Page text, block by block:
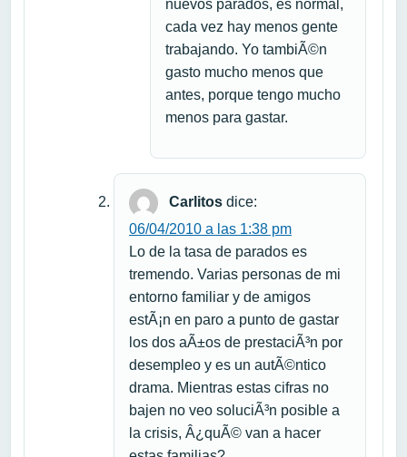
nuevos parados, es normal,
cada vez hay menos gente
trabajando. Yo tambiÃ©n
gasto mucho menos que
antes, porque tengo mucho
menos para gastar.
Carlitos dice:
06/04/2010 a las 1:38 pm
Lo de la tasa de parados es
tremendo. Varias personas de mi
entorno familiar y de amigos
estÃ¡n en paro a punto de gastar
los dos aÃ±os de prestaciÃ³n por
desempleo y es un autÃ©ntico
drama. Mientras estas cifras no
bajen no veo soluciÃ³n posible a
la crisis, Â¿quÃ© van a hacer